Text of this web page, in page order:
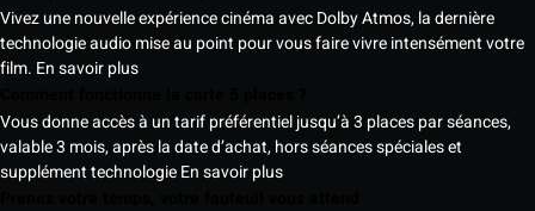
Vivez une nouvelle expérience cinéma avec Dolby Atmos, la dernière
technologie audio mise au point pour vous faire vivre intensément votre
film. En savoir plus
Vous donne accès à un tarif préférentiel jusqu’à 3 places par séances,
valable 3 mois, après la date d’achat, hors séances spéciales et
supplément technologieEn savoir plus